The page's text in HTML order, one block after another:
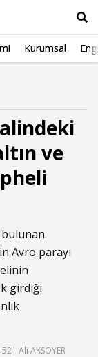
Kurumsal
ve
Avro parayı
girdiği
| Ali AKSOYER